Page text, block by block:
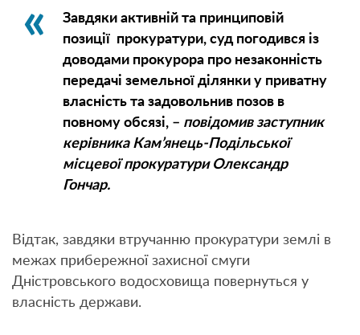
Завдяки активній та принциповій
позиції прокуратури, суд погодився із
доводами прокурора про незаконність
передачі земельної ділянки у приватну
власність та задовольнив позов в
повному обсязі, – повідомив заступник
керівника Кам’янець-Подільської
місцевої прокуратури Олександр
Гончар.
Відтак, завдяки втручанню прокуратури землі в
межах прибережної захисної смуги
Дністровського водосховища повернуться у
власність держави.